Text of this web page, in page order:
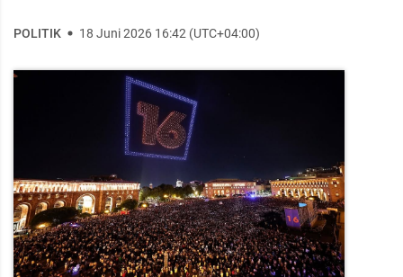
POLITIK 18 Juni 2026 16:42 (UTC+04:00)